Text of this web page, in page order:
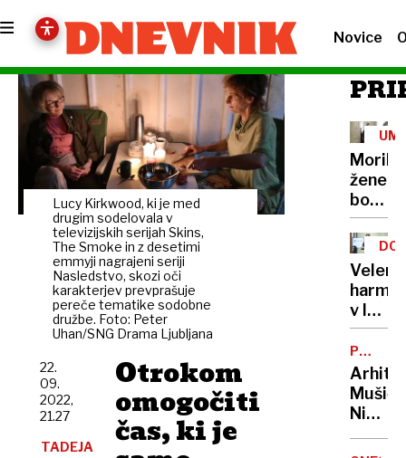
Novice
Lucy Kirkwood, ki je med
drugim sodelovala v
televizijskih serijah Skins,
The Smoke in z desetimi
emmyji nagrajeni seriji
Nasledstvo, skozi oči
karakterjev prevprašuje
pereče tematike sodobne
družbe. Foto: Peter
Uhan/SNG Drama Ljubljana
Otrokom
omogočiti
čas, ki je
22.
09.
2022,
21.27
TADEJA
žene
bo
sedel
21
let
v lov
na
nov
rekord
CENTER
Mušič:
Nikoli
nisem